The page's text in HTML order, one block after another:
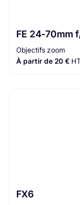
FE 24-70mm
Objectifs zoom
À partir de 20 €
FX6